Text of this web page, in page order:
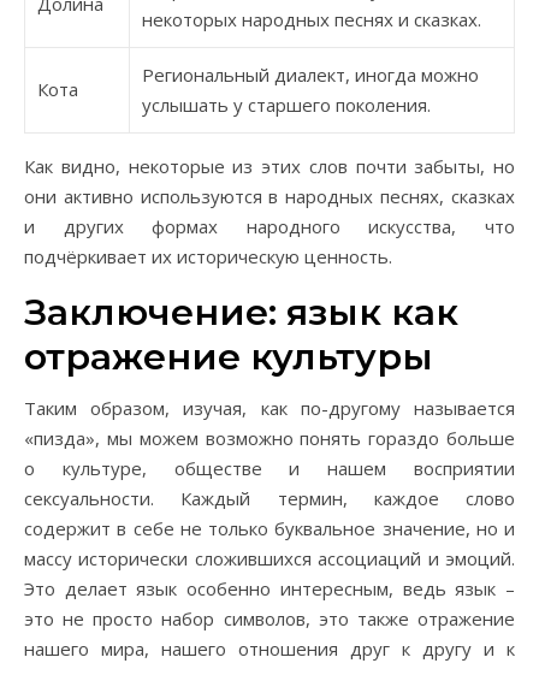
некоторых народных песнях и сказках.
Кота
Региональный диалект, иногда можно
услышать у старшего поколения.
Как видно, некоторые из этих слов почти забыты, но
они активно используются в народных песнях, сказках
и других формах народного искусства, что
подчёркивает их историческую ценность.
Заключение: язык как
отражение культуры
Таким образом, изучая, как по-другому называется
«пизда», мы можем возможно понять гораздо больше
о культуре, обществе и нашем восприятии
сексуальности. Каждый термин, каждое слово
содержит в себе не только буквальное значение, но и
массу исторически сложившихся ассоциаций и эмоций.
Это делает язык особенно интересным, ведь язык –
это не просто набор символов, это также отражение
нашего мира, нашего отношения друг к другу и к